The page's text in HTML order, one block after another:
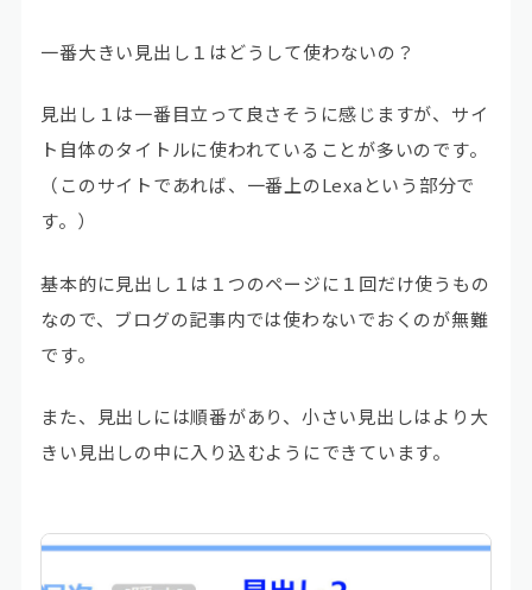
一番大きい見出し１はどうして使わないの？
見出し１は一番目立って良さそうに感じますが、サイ
ト自体のタイトルに使われていることが多いのです。
（このサイトであれば、一番上のLexaという部分で
す。）
基本的に見出し１は１つのページに１回だけ使うもの
なので、ブログの記事内では使わないでおくのが無難
です。
また、見出しには順番があり、 小さい見出しはより大
きい見出しの中に入り込むようにできています。